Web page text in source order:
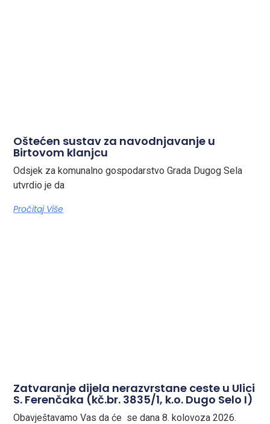
Oštećen sustav za navodnjavanje u
Birtovom klanjcu
Odsjek za komunalno gospodarstvo Grada Dugog Sela
utvrdio je da
Pročitaj Više
Zatvaranje dijela nerazvrstane ceste u Ulici
S. Ferenčaka (kč.br. 3835/1, k.o. Dugo Selo I)
Obavještavamo Vas da će se dana 8. kolovoza 2026.